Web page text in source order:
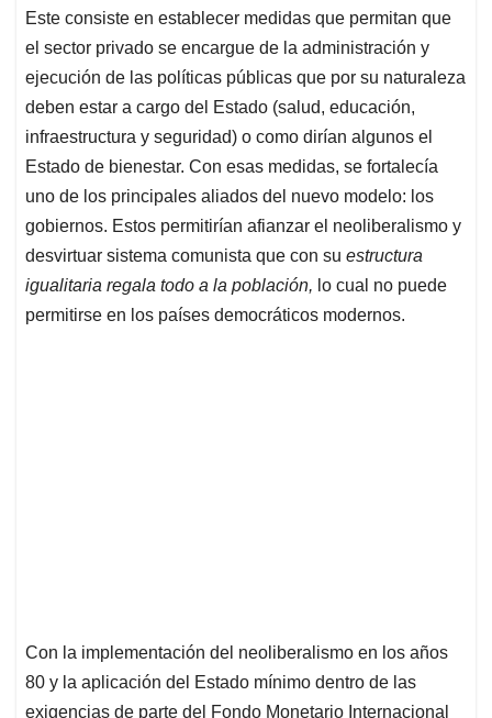
Este consiste en establecer medidas que permitan que
el sector privado se encargue de la administración y
ejecución de las políticas públicas que por su naturaleza
deben estar a cargo del Estado (salud, educación,
infraestructura y seguridad) o como dirían algunos el
Estado de bienestar. Con esas medidas, se fortalecía
uno de los principales aliados del nuevo modelo: los
gobiernos. Estos permitirían afianzar el neoliberalismo y
desvirtuar sistema comunista que con su estructura
igualitaria regala todo a la población, lo cual no puede
permitirse en los países democráticos modernos.
Con la implementación del neoliberalismo en los años
80 y la aplicación del Estado mínimo dentro de las
exigencias de parte del Fondo Monetario Internacional